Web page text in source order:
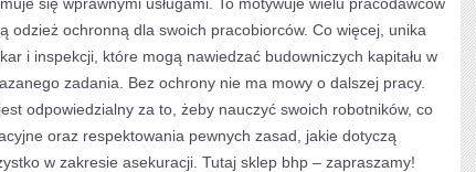
odzież ochronną dla swoich pracobiorców. Co więcej, unika
i inspekcji, które mogą nawiedzać budowniczych kapitału w
zadania. Bez ochrony nie ma mowy o dalszej pracy.
odpowiedzialny za to, żeby nauczyć swoich robotników, co
oraz respektowania pewnych zasad, jakie dotyczą
w zakresie asekuracji. Tutaj sklep bhp – zapraszamy!